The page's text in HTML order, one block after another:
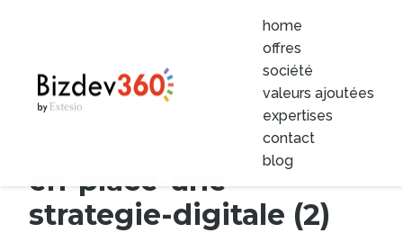
home
offres
société
valeurs ajoutées
expertises
contact
blog
5-raisons-de-mettre-
en-place-une-
strategie-digitale (2)